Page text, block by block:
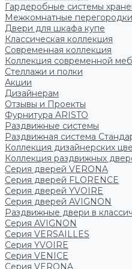
Гардеробные системы
Межкомнатные перегородки
Двери для шкафа купе
Классическая коллекция
Современная коллекция
Коллекция современной
Стеллажи и полки
Акции
Дизайнерам
Отзывы и Проекты
Фурнитура ARISTO
Раздвижные системы
Раздвижная система
Коллекция дизайнерских
Коллекция раздвижных
Серия дверей VERONA
Серия дверей FLORENCE
Серия дверей YVOIRE
Серия дверей AVIGNON
Раздвижные двери в
Серия AVIGNON
Серия VERSAILLES
Серия YVOIRE
Серия VENICE
Серия VERONA